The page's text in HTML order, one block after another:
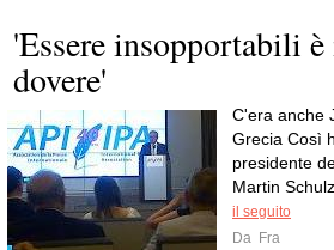
'Essere insopportabili
dovere'
C'era anche
Grecia Così
presidente
Martin
il seguito
Da Fra